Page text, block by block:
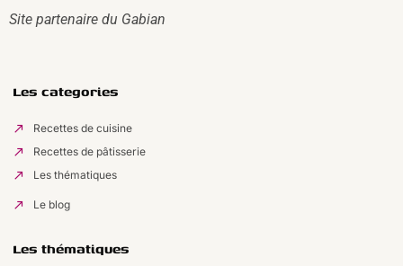
Site partenaire du Gabian
Les categories
Recettes de cuisine
Recettes de pâtisserie
Les thématiques
Le blog
Les thématiques